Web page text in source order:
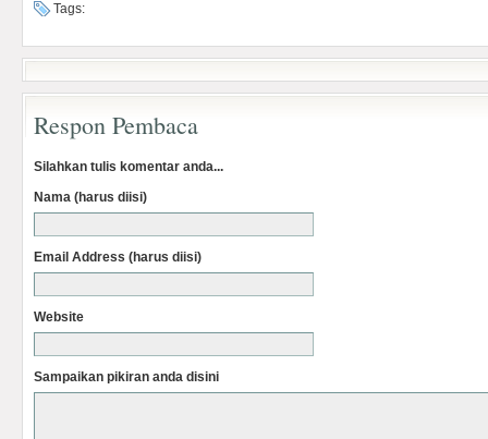
Tags:
Respon Pembaca
Silahkan tulis komentar anda...
Nama (harus diisi)
Email Address (harus diisi)
Website
Sampaikan pikiran anda disini